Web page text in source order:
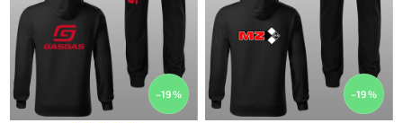
–19 % –19 %